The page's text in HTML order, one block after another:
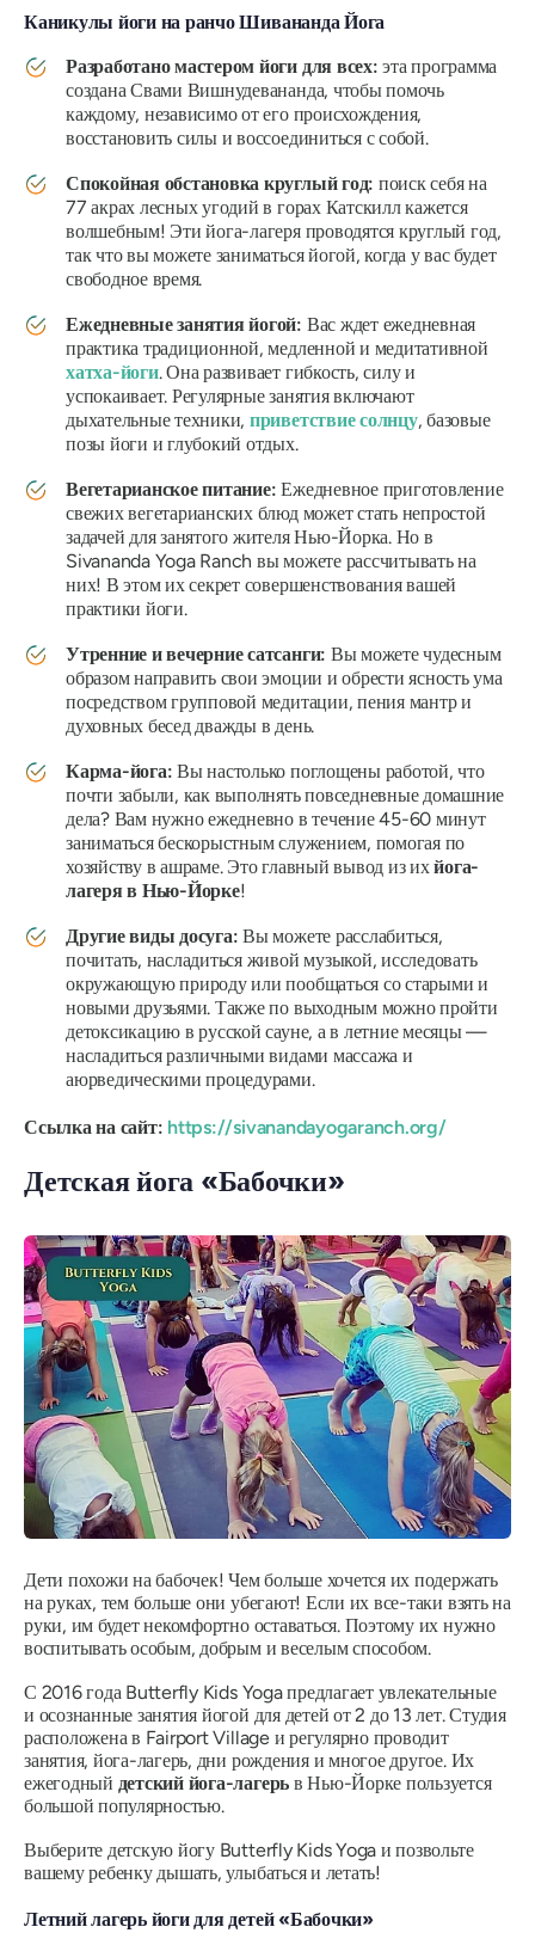
Каникулы йоги на ранчо Шивананда Йога
Разработано мастером йоги для всех: эта программа
создана Свами Вишнудевананда, чтобы помочь
каждому, независимо от его происхождения,
восстановить силы и воссоединиться с собой.
Спокойная обстановка круглый год: поиск себя на
77 акрах лесных угодий в горах Катскилл кажется
волшебным! Эти йога-лагеря проводятся круглый год,
так что вы можете заниматься йогой, когда у вас будет
свободное время.
Ежедневные занятия йогой: Вас ждет ежедневная
практика традиционной, медленной и медитативной
хатха-йоги. Она развивает гибкость, силу и
успокаивает. Регулярные занятия включают
дыхательные техники, приветствие солнцу, базовые
позы йоги и глубокий отдых.
Вегетарианское питание: Ежедневное приготовление
свежих вегетарианских блюд может стать непростой
задачей для занятого жителя Нью-Йорка. Но в
Sivananda Yoga Ranch вы можете рассчитывать на
них! В этом их секрет совершенствования вашей
практики йоги.
Утренние и вечерние сатсанги: Вы можете чудесным
образом направить свои эмоции и обрести ясность ума
посредством групповой медитации, пения мантр и
духовных бесед дважды в день.
Карма-йога: Вы настолько поглощены работой, что
почти забыли, как выполнять повседневные домашние
дела? Вам нужно ежедневно в течение 45-60 минут
заниматься бескорыстным служением, помогая по
хозяйству в ашраме. Это главный вывод из ихйога-
лагеря в Нью-Йорке!
Другие виды досуга: Вы можете расслабиться,
почитать, насладиться живой музыкой, исследовать
окружающую природу или пообщаться со старыми и
новыми друзьями. Также по выходным можно пройти
детоксикацию в русской сауне, а в летние месяцы —
насладиться различными видами массажа и
аюрведическими процедурами.
Ссылка на сайт: https://sivanandayogaranch.org/
Детская йога «Бабочки»
Дети похожи на бабочек! Чем больше хочется их подержать
на руках, тем больше они убегают! Если их все-таки взять на
руки, им будет некомфортно оставаться. Поэтому их нужно
воспитывать особым, добрым и веселым способом.
С 2016 года Butterfly Kids Yoga предлагает увлекательные
и осознанные занятия йогой для детей от 2 до 13 лет. Студия
расположена в Fairport Village и регулярно проводит
занятия, йога-лагерь, дни рождения и многое другое. Их
ежегодный детский йога-лагерь в Нью-Йорке пользуется
большой популярностью.
Выберите детскую йогу Butterfly Kids Yoga и позвольте
вашему ребенку дышать, улыбаться и летать!
Летний лагерь йоги для детей «Бабочки»